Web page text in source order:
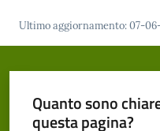
Servizi
Vivere
Pieve
Ultimo aggiornamento:07-
Quanto sono
questa pagina?